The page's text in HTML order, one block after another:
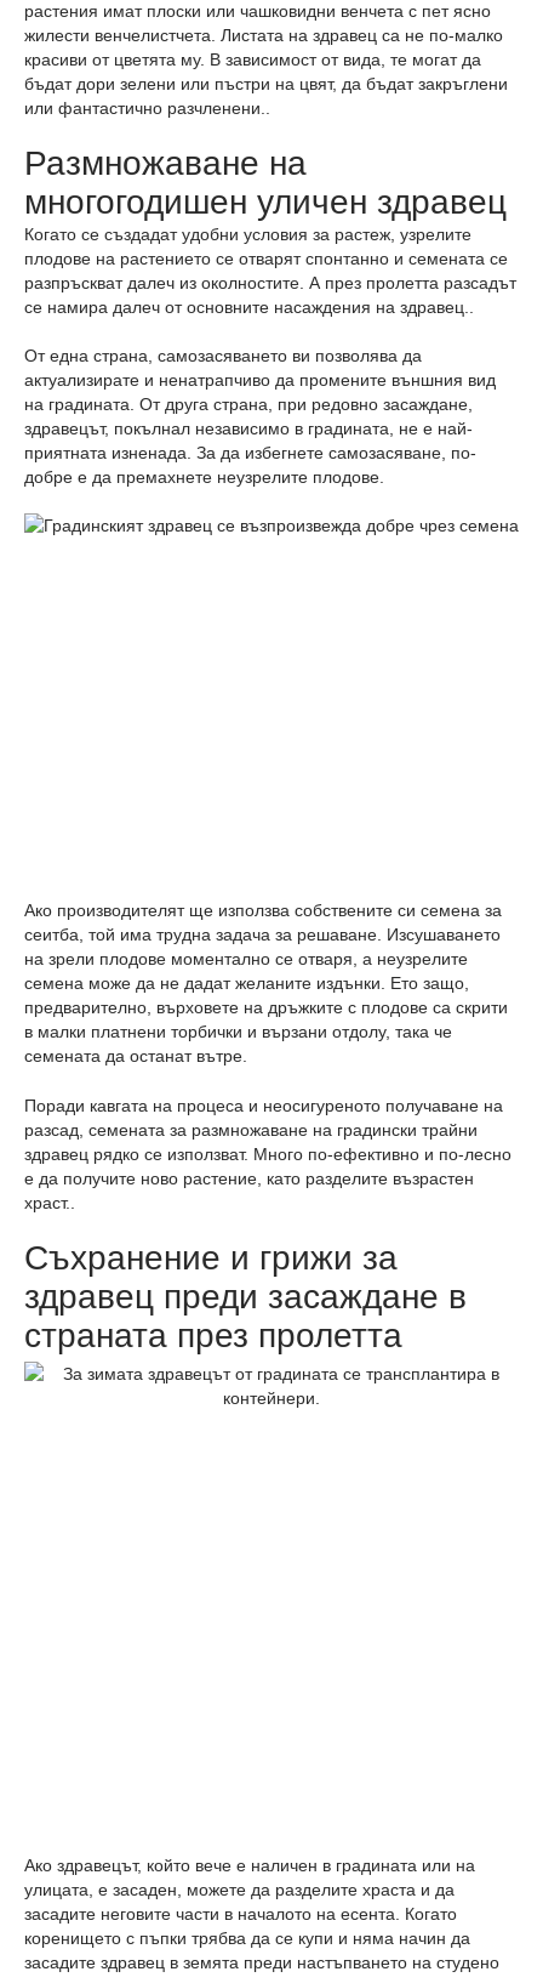
растения имат плоски или чашковидни венчета с пет ясно
жилести венчелистчета. Листата на здравец са не по-малко
красиви от цветята му. В зависимост от вида, те могат да
бъдат дори зелени или пъстри на цвят, да бъдат закръглени
или фантастично разчленени..
Размножаване на
многогодишен уличен здравец
Когато се създадат удобни условия за растеж, узрелите
плодове на растението се отварят спонтанно и семената се
разпръскват далеч из околностите. А през пролетта разсадът
се намира далеч от основните насаждения на здравец..
От една страна, самозасяването ви позволява да
актуализирате и ненатрапчиво да промените външния вид
на градината. От друга страна, при редовно засаждане,
здравецът, покълнал независимо в градината, не е най-
приятната изненада. За да избегнете самозасяване, по-
добре е да премахнете неузрелите плодове.
Ако производителят ще използва собствените си семена за
сеитба, той има трудна задача за решаване. Изсушаването
на зрели плодове моментално се отваря, а неузрелите
семена може да не дадат желаните издънки. Ето защо,
предварително, върховете на дръжките с плодове са скрити
в малки платнени торбички и вързани отдолу, така че
семената да останат вътре.
Поради кавгата на процеса и неосигуреното получаване на
разсад, семената за размножаване на градински трайни
здравец рядко се използват. Много по-ефективно и по-лесно
е да получите ново растение, като разделите възрастен
храст..
Съхранение и грижи за
здравец преди засаждане в
страната през пролетта
Ако здравецът, който вече е наличен в градината или на
улицата, е засаден, можете да разделите храста и да
засадите неговите части в началото на есента. Когато
коренището с пъпки трябва да се купи и няма начин да
засадите здравец в земята преди настъпването на студено